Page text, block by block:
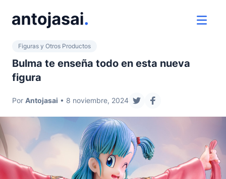
ver
Figuras y Otros Productos
Bulma te enseña todo en esta nueva
figura
Por Antojasai • 8 noviembre, 2024
compartir en twitter
compartir en